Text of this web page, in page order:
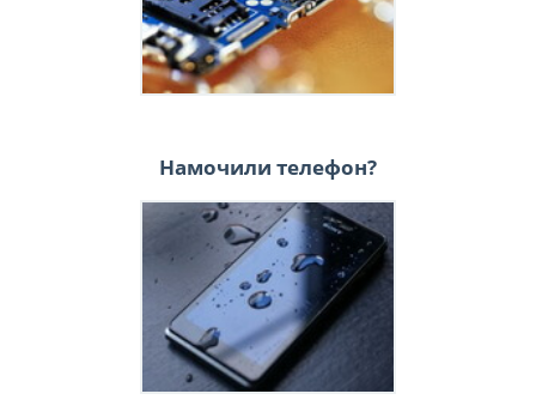
Намочили телефон?